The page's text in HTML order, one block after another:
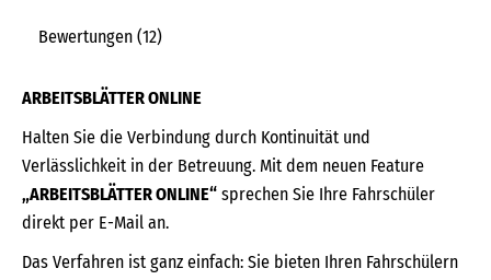
Bewertungen (12)
ARBEITSBLÄTTER ONLINE
Halten Sie die Verbindung durch Kontinuität und
Verlässlichkeit in der Betreuung. Mit dem neuen Feature
„ARBEITSBLÄTTER ONLINE“ sprechen Sie Ihre Fahrschüler
direkt per E-Mail an.
Das Verfahren ist ganz einfach: Sie bieten Ihren Fahrschülern